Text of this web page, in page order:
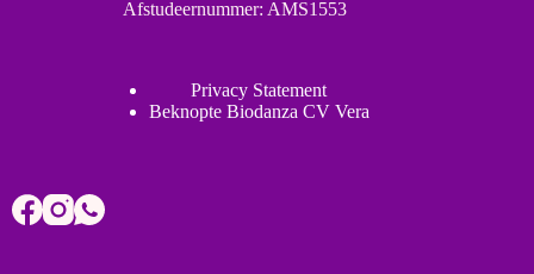
Afstudeernummer: AMS1553
Privacy Statement
Beknopte Biodanza CV Vera